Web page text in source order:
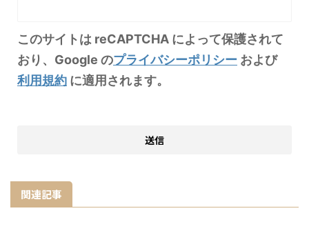
このサイトは reCAPTCHA によって保護されて
おり、Google のプライバシーポリシー および
利用規約 に適用されます。
関連記事